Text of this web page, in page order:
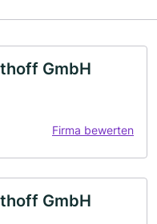
GmbH
Firma bewerten
GmbH